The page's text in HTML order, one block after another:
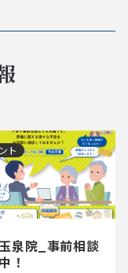
ト
泉院_事前相談
！